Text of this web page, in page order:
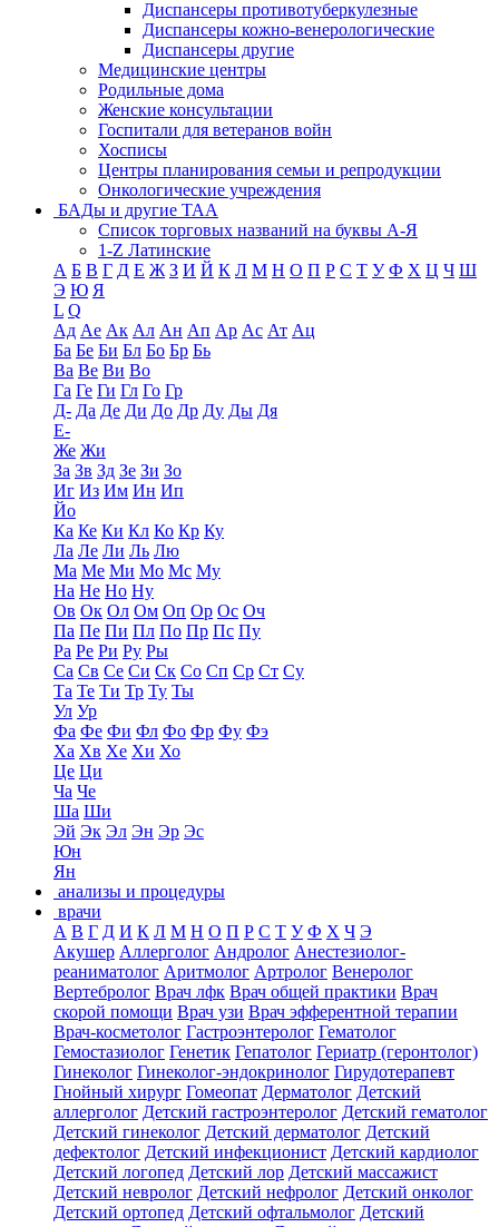
Диспансеры противотуберкулезные
Диспансеры кожно-венерологические
Диспансеры другие
Медицинские центры
Родильные дома
Женские консультации
Госпитали для ветеранов войн
Хосписы
Центры планирования семьи и репродукции
Онкологические учреждения
БАДы и другие ТАА
Список торговых названий на буквы А-Я
1-Z Латинские
А Б В Г Д Е Ж З И Й К Л М Н О П Р С Т У Ф Х Ц Ч Ш
Э Ю Я
L Q
Ад Ае Ак Ал Ан Ап Ар Ас Ат Ац
Ба Бе Би Бл Бо Бр Бь
Ва Ве Ви Во
Га Ге Ги Гл Го Гр
Д- Да Де Ди До Др Ду Ды Дя
Е-
Же Жи
За Зв Зд Зе Зи Зо
Иг Из Им Ин Ип
Йо
Ка Ке Ки Кл Ко Кр Ку
Ла Ле Ли Ль Лю
Ма Ме Ми Мо Мс Му
На Не Но Ну
Ов Ок Ол Ом Оп Ор Ос Оч
Па Пе Пи Пл По Пр Пс Пу
Ра Ре Ри Ру Ры
Са Св Се Си Ск Со Сп Ср Ст Су
Та Те Ти Тр Ту Ты
Ул Ур
Фа Фе Фи Фл Фо Фр Фу Фэ
Ха Хв Хе Хи Хо
Це Ци
Ча Че
Ша Ши
Эй Эк Эл Эн Эр Эс
Юн
Ян
анализы и процедуры
врачи
А В Г Д И К Л М Н О П Р С Т У Ф Х Ч Э
Акушер Аллерголог Андролог Анестезиолог-
реаниматолог Аритмолог Артролог Венеролог
Вертебролог Врач лфк Врач общей практики Врач
скорой помощи Врач узи Врач эфферентной терапии
Врач-косметолог Гастроэнтеролог Гематолог
Гемостазиолог Генетик Гепатолог Гериатр (геронтолог)
Гинеколог Гинеколог-эндокринолог Гирудотерапевт
Гнойный хирург Гомеопат Дерматолог Детский
аллерголог Детский гастроэнтеролог Детский гематолог
Детский гинеколог Детский дерматолог Детский
дефектолог Детский инфекционист Детский кардиолог
Детский логопед Детский лор Детский массажист
Детский невролог Детский нефролог Детский онколог
Детский ортопед Детский офтальмолог Детский